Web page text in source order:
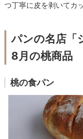
つ丁寧に皮を剥いてカ
パンの名店「
8月の桃商品
桃の食パン